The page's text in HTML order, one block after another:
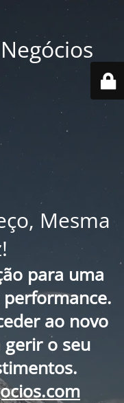
Mesma
para uma
ao novo
o seu